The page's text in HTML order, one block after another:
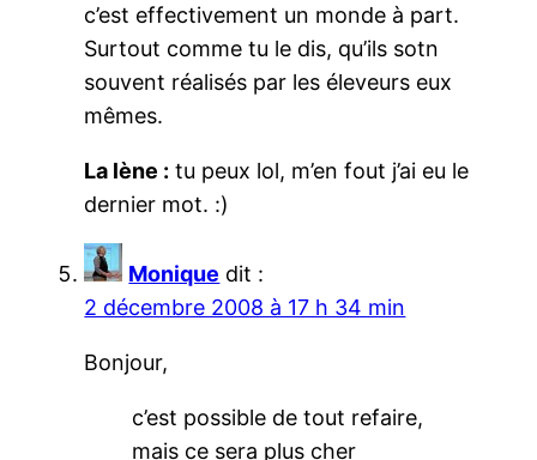
c’est effectivement un monde à part.
Surtout comme tu le dis, qu’ils sotn
souvent réalisés par les éleveurs eux
mêmes.
La lène : tu peux lol, m’en fout j’ai eu le
dernier mot. :)
Monique dit :
2 décembre 2008 à 17 h 34 min
Bonjour,
c’est possible de tout refaire,
mais ce sera plus cher